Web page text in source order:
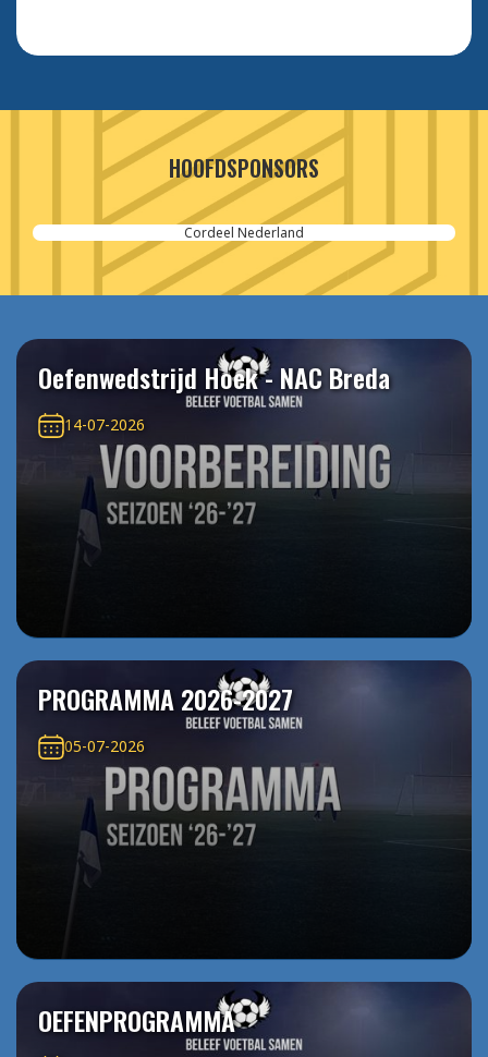
HOOFDSPONSORS
SPIE-Controlec
Oefenwedstrijd Hoek - NAC Breda
14-07-2026
PROGRAMMA 2026-2027
05-07-2026
OEFENPROGRAMMA